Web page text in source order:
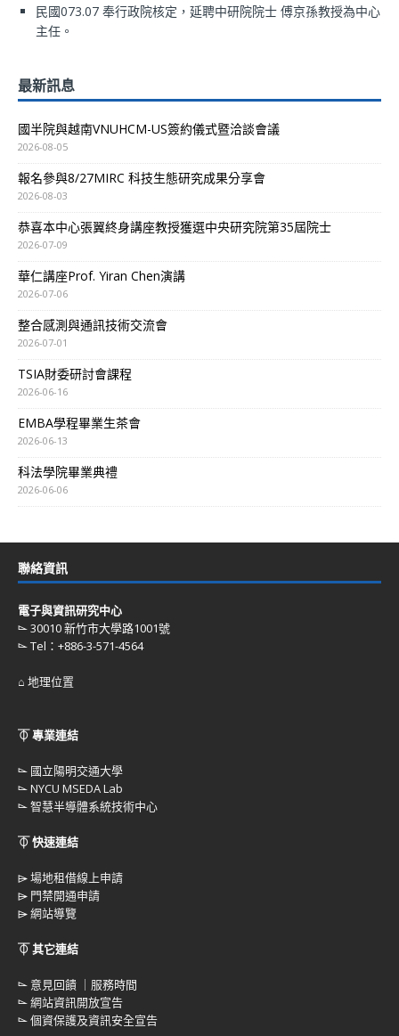
民國073.07 奉行政院核定，延聘中研院院士 傅京孫教授為中心
主任。
最新訊息
國半院與越南VNUHCM-US簽約儀式暨洽談會議
2026-08-05
報名參與8/27MIRC 科技生態研究成果分享會
2026-08-03
恭喜本中心張翼終身講座教授獲選中央研究院第35屆院士
2026-07-09
華仁講座Prof. Yiran Chen演講
2026-07-06
整合感測與通訊技術交流會
2026-07-01
TSIA財委研討會課程
2026-06-16
EMBA學程畢業生茶會
2026-06-13
科法學院畢業典禮
2026-06-06
聯絡資訊
電子與資訊研究中心
⌳ 30010 新竹市大學路1001號
⌳ Tel：+886-3-571-4564
⌂ 地理位置
⏁ 專業連結
⌳ 國立陽明交通大學
⌳NYCU MSEDA Lab
⌳智慧半導體系統技術中心
⏁ 快速連結
⌲場地租借線上申請
⌲ 門禁開通申請
⌲網站導覽
⏁ 其它連結
⌳ 意見回饋 ｜服務時間
⌳網站資訊開放宣告
⌳個資保護及資訊安全宣告